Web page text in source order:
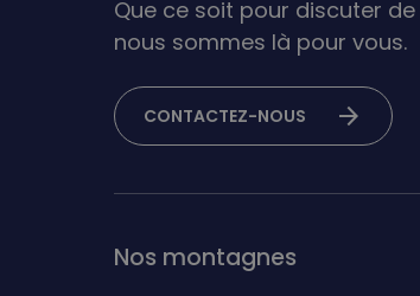
Que ce soit pour discuter
nous sommes là pour vous.
CONTACTEZ-NOUS arrow_forward
Nos montagnes